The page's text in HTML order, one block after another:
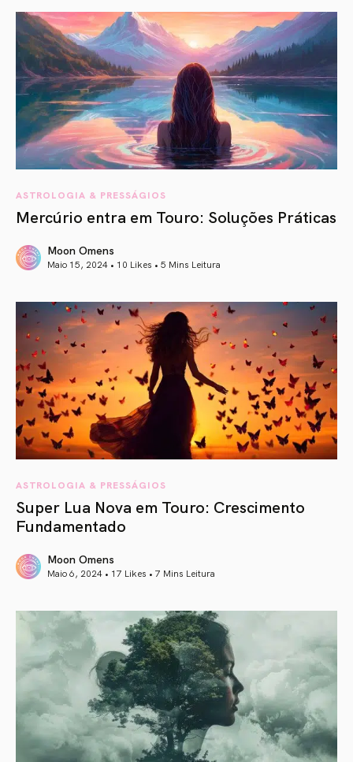
ASTROLOGIA & PRESSÁGIOS
Mercúrio entra em Touro: Soluções Práticas
Moon Omens
Maio 15, 2024 • 10 Likes • 5 Mins Leitura
ASTROLOGIA & PRESSÁGIOS
Super Lua Nova em Touro: Crescimento
Fundamentado
Moon Omens
Maio 6, 2024 • 17 Likes • 7 Mins Leitura